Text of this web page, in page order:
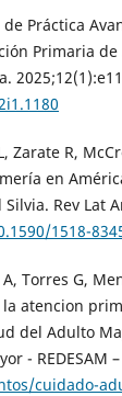
Práctica
Primaria de
Zarate R,
en
Rev Lat
1518-
Torres G,
atencion
del Adulto
- REDESAM
cuidado-